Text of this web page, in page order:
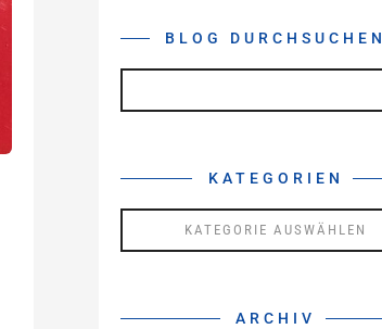
BLOG DURCHSUCHEN
KATEGORIEN
ARCHIV